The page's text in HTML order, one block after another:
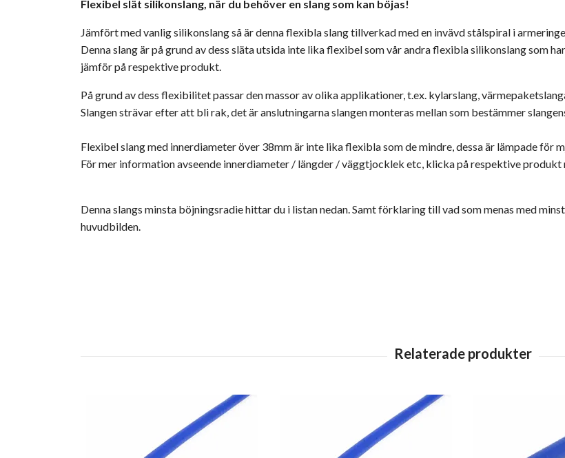
Flexibel slät silikonslang, när du behöver en slang som kan böjas!
Jämfört med vanlig silikonslang så är denna flexibla slang tillverkad med en invävd stålspiral i
Denna slang är på grund av dess släta utsida inte lika flexibel som vår andra flexibla silikonslang som
jämför på respektive produkt.
På grund av dess flexibilitet passar den massor av olika applikationer, t.ex. kylarslang,
Slangen strävar efter att bli rak, det är anslutningarna slangen monteras mellan som bestämmer
Flexibel slang med innerdiameter över 38mm är inte lika flexibla som de mindre, dessa är lämpade för
För mer information avseende innerdiameter / längder / väggtjocklek etc, klicka på respektive produkt
Denna slangs minsta böjningsradie hittar du i listan nedan. Samt förklaring till vad som menas med
huvudbilden.